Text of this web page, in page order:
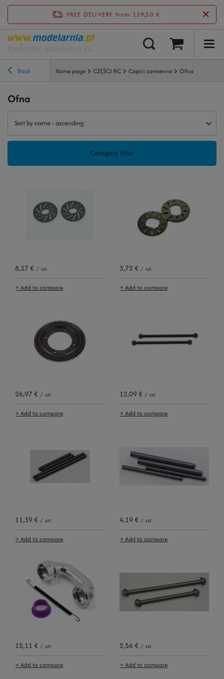
FREE DELIVERY from 139,50 €
Back Home page CZĘŚCI RC Części zamienne Ofna
Ofna
Sort by name - ascending
Category filter
8,37 € / szt.
+ Add to compare
3,72 € / szt.
+ Add to compare
26,97 € / szt.
+ Add to compare
12,09 € / szt.
+ Add to compare
11,39 € / szt.
+ Add to compare
4,19 € / szt.
+ Add to compare
15,11 € / szt.
+ Add to compare
2,56 € / szt.
+ Add to compare